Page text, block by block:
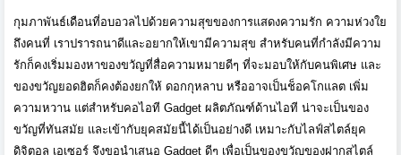
กุมภาพันธ์เดือนที่อบอวลไปด้วยความสุขของการแสดงความรัก ความห่วงใย
ถึงคนที่ เราปรารถนาดีและอยากให้เขามีความสุข สำหรับคนที่กำลังมีความ
รักก็คงเริ่มมองหาของขวัญที่สื่อความหมายดีๆ ที่จะมอบให้กับคนพิเศษ และ
ของขวัญยอดฮิตก็คงต้องยกให้ ดอกกุหลาบ หรืออาจเป็นช็อคโกแลต เพิ่ม
ความหวาน แต่สำหรับคอไอที Gadget ผลิตภัณฑ์ด้านไอที น่าจะเป็นของ
ขวัญที่ทันสมัย และเข้ากับยุคสมัยนี้ได้เป็นอย่างดี เหมาะกับไลฟ์สไตล์ยุค
ดิจิตอล เอเซอร์ จึงขอนำเสนอ Gadget ดีๆ เพื่อเป็นของขวัญของฝากสไตล์